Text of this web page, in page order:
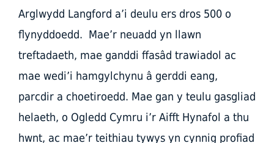
Arglwydd Langford a’i deulu ers dros 500 o
flynyddoedd. Mae’r neuadd yn llawn
treftadaeth, mae ganddi ffasâd trawiadol ac
mae wedi’i hamgylchynu â gerddi eang,
parcdir a choetiroedd. Mae gan y teulu gasgliad
helaeth, o Ogledd Cymru i’r Aifft Hynafol a thu
hwnt, ac mae’r teithiau tywys yn cynnig profiad